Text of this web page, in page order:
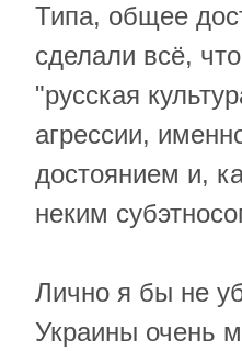
Типа, общее
сделали всё,
"русская
агрессии,
достоянием и,
неким
Лично я бы не
Украины очень